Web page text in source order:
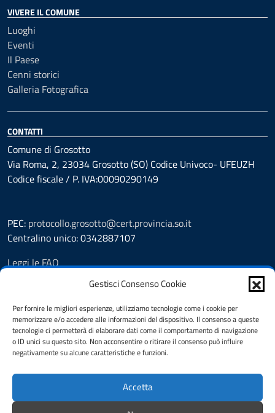
Gestisci Consenso Cookie
Per fornire le migliori esperienze, utilizziamo tecnologie come i cookie per
memorizzare e/o accedere alle informazioni del dispositivo. Il consenso a queste
tecnologie ci permetterà di elaborare dati come il comportamento di navigazione
o ID unici su questo sito. Non acconsentire o ritirare il consenso può influire
negativamente su alcune caratteristiche e funzioni.
Accetta
VIVERE IL COMUNE
Luoghi
Eventi
Il Paese
Cenni storici
Galleria Fotografica
CONTATTI
Comune di Grosotto
Via Roma, 2, 23034 Grosotto (SO) Codice Univoco- UFEUZH
Codice fiscale / P. IVA:00090290149
PEC: protocollo.grosotto@cert.provincia.so.it
Centralino unico: 0342887107
Leggi le FAQ
Prenotazione appuntamento
Segnalazione disservizio
Richiesta assistenza
Amministrazione trasparente
Albo Pretorio
Informativa privacy
Pubblicità legale
Dichiarazione di accessibilità